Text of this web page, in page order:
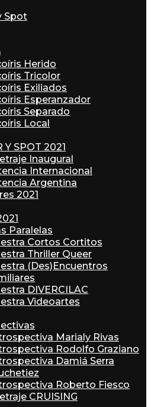
Spot
Herido
Tricolor
Exiliados
Esperanzador
Separado
Local
Y SPOT 2021
Inaugural
Internacional
Argentina
2021
Paralelas
Cortos Cortitos
Thriller Queer
(Des)Encuentros
DIVERCILAC
Videoartes
Marialy Rivas
Rodolfo Graziano
Damiá Serra
Roberto Fiesco
CRUISING